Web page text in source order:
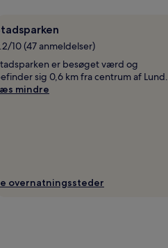
10 (47 anmeldelser)
er besøget værd og
sig 0,6 km fra centrum af Lund.
mindre
overnatningssteder